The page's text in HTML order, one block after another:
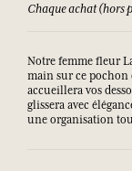
Chaque achat (hors
Notre femme fleur
main sur ce pochon
accueillera vos
glissera avec
une organisation